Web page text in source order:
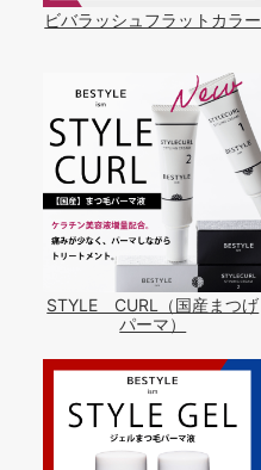
ビバラッシュフラットカラー
STYLE CURL（国産まつげ
パーマ）